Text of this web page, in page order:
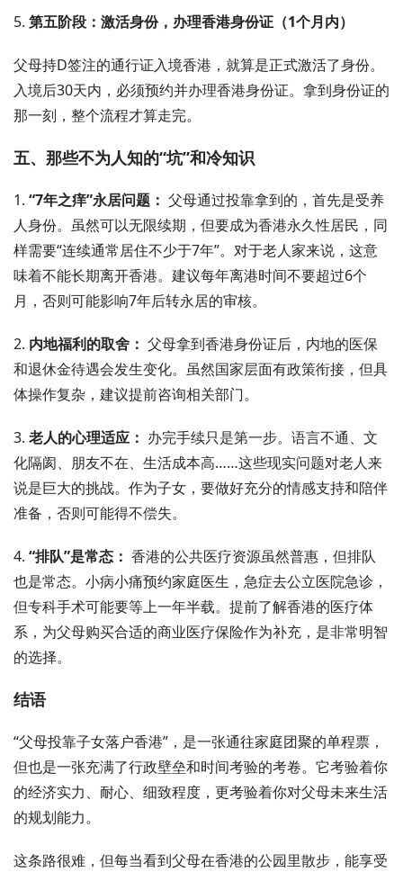
5. 第五阶段：激活身份，办理香港身份证（1个月内）
父母持D签注的通行证入境香港，就算是正式激活了身份。
入境后30天内，必须预约并办理香港身份证。拿到身份证的
那一刻，整个流程才算走完。
五、那些不为人知的“坑”和冷知识
1. “7年之痒”永居问题： 父母通过投靠拿到的，首先是受养
人身份。虽然可以无限续期，但要成为香港永久性居民，同
样需要“连续通常居住不少于7年”。对于老人家来说，这意
味着不能长期离开香港。建议每年离港时间不要超过6个
月，否则可能影响7年后转永居的审核。
2. 内地福利的取舍： 父母拿到香港身份证后，内地的医保
和退休金待遇会发生变化。虽然国家层面有政策衔接，但具
体操作复杂，建议提前咨询相关部门。
3. 老人的心理适应： 办完手续只是第一步。语言不通、文
化隔阂、朋友不在、生活成本高……这些现实问题对老人来
说是巨大的挑战。作为子女，要做好充分的情感支持和陪伴
准备，否则可能得不偿失。
4. “排队”是常态： 香港的公共医疗资源虽然普惠，但排队
也是常态。小病小痛预约家庭医生，急症去公立医院急诊，
但专科手术可能要等上一年半载。提前了解香港的医疗体
系，为父母购买合适的商业医疗保险作为补充，是非常明智
的选择。
结语
“父母投靠子女落户香港”，是一张通往家庭团聚的单程票，
但也是一张充满了行政壁垒和时间考验的考卷。它考验着你
的经济实力、耐心、细致程度，更考验着你对父母未来生活
的规划能力。
这条路很难，但每当看到父母在香港的公园里散步，能享受